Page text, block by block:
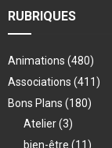
RUBRIQUES
Animations (480)
Associations (411)
Bons Plans (180)
Atelier(3)
bien-être (11)